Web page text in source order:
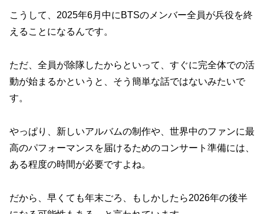
こうして、2025年6月中にBTSのメンバー全員が兵役を終
えることになるんです。
ただ、全員が除隊したからといって、すぐに完全体での活
動が始まるかというと、そう簡単な話ではないみたいで
す。
やっぱり、新しいアルバムの制作や、世界中のファンに最
高のパフォーマンスを届けるためのコンサート準備には、
ある程度の時間が必要ですよね。
だから、早くても年末ごろ、もしかしたら2026年の後半